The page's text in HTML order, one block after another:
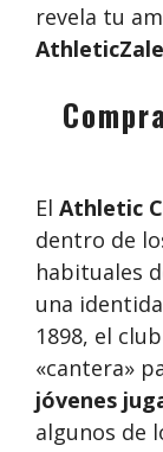
revela tu
El Athletic
dentro de
habituales
una
1898, el
«cantera»
jóvenes
algunos de